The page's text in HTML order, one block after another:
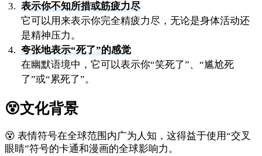
表示你不知所措或筋疲力尽
它可以用来表示你完全精疲力尽，无论是身体活动还
是精神压力。
夸张地表示“死了”的感觉
在幽默语境中，它可以表示你“笑死了”、“尴尬死
了”或“累死了”。
😵文化背景
😵 表情符号在全球范围内广为人知，这得益于使用“交叉
眼睛”符号的卡通和漫画的全球影响力。